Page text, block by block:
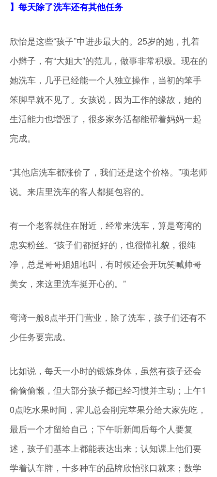
】每天除了洗车还有其他任务
欣怡是这些“孩子”中进步最大的。25岁的她，扎着
小辫子，有“大姐大”的范儿，做事非常积极。现在的
她洗车，几乎已经能一个人独立操作，当初的笨手
笨脚早就不见了。女孩说，因为工作的缘故，她的
生活能力也增强了，很多家务活都能帮着妈妈一起
完成。
“其他店洗车都涨价了，我们还是这个价格。”项老师
说。来店里洗车的客人都挺包容的。
有一个老客就住在附近，经常来洗车，算是弯湾的
忠实粉丝。“孩子们都挺好的，也很懂礼貌，很纯
净，总是哥哥姐姐地叫，有时候还会开玩笑喊帅哥
美女，来这里洗车挺开心的。”
弯湾一般8点半开门营业，除了洗车，孩子们还有不
少任务要完成。
比如说，每天一小时的锻炼身体，虽然有孩子还会
偷偷偷懒，但大部分孩子都已经习惯并主动；上午1
0点吃水果时间，霁儿总会削完苹果分给大家先吃，
最后一个才留给自己；下午听新闻后每个人要复
述，孩子们基本上都能表达出来；认知课上他们要
学着认车牌，十多种车的品牌欣怡张口就来；数学